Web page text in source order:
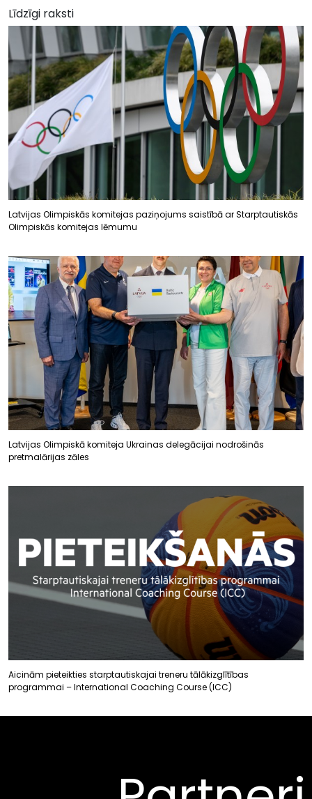
Līdzīgi raksti
Latvijas Olimpiskās komitejas paziņojums saistībā ar Starptautiskās
Olimpiskās komitejas lēmumu
Latvijas Olimpiskā komiteja Ukrainas delegācijai nodrošinās
pretmalārijas zāles
Aicinām pieteikties starptautiskajai treneru tālākizglītības
programmai – International Coaching Course (ICC)